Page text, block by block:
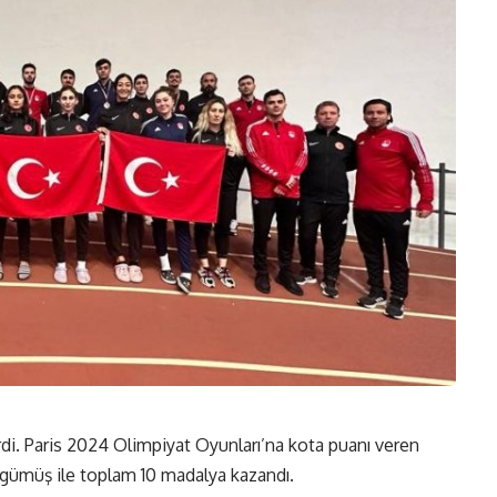
Paris 2024 Olimpiyat Oyunları’na kota puanı veren
ile toplam 10 madalya kazandı.